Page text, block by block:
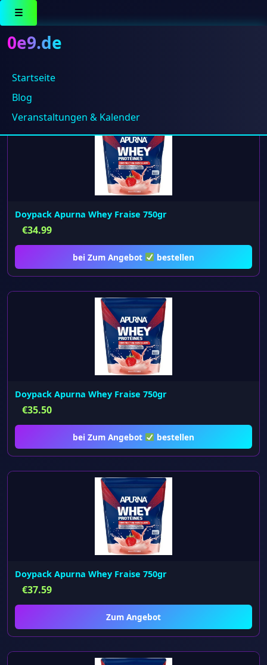
☰
0e9.de
Startseite
Blog
Veranstaltungen & Kalender
Doypack Apurna Whey Fraise 750gr
€34.99
bei Zum Angebot bestellen
Doypack Apurna Whey Fraise 750gr
€35.50
bei Zum Angebot bestellen
Doypack Apurna Whey Fraise 750gr
€37.59
Zum Angebot